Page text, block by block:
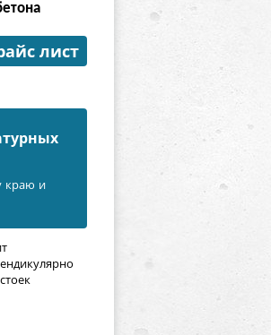
лист
краю и